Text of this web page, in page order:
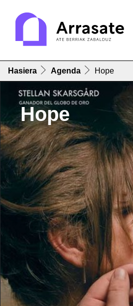
Hasiera Agenda Hope
Hope